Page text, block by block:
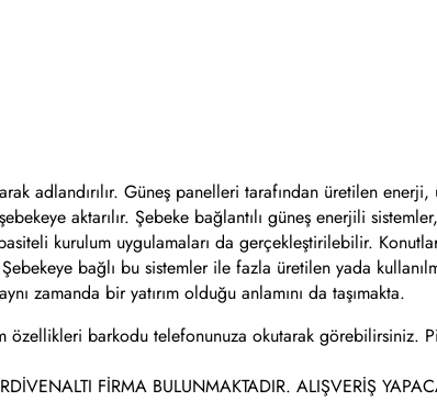
adlandırılır. Güneş panelleri tarafından üretilen
aktarılır. Şebeke bağlantılı güneş enerjili
kurulum uygulamaları da gerçekleştirilebilir.
Şebekeye bağlı bu sistemler ile fazla üretilen yada
zamanda bir yatırım olduğu anlamını da taşımakta.
özellikleri barkodu telefonunuza okutarak
FİRMA BULUNMAKTADIR. ALIŞVERİŞ